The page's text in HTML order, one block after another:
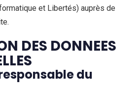
et Libertés) auprès de
DES DONNEES
du